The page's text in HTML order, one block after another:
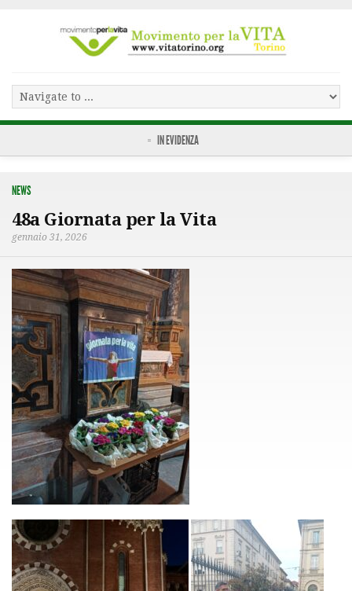
IN EVIDENZA
NEWS
48a Giornata per la Vita
gennaio 31, 2026